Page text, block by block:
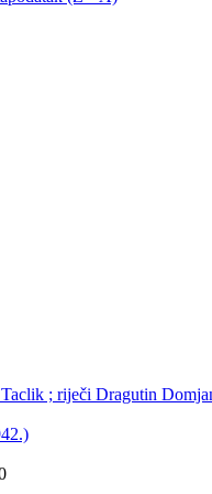
; riječi Dragutin